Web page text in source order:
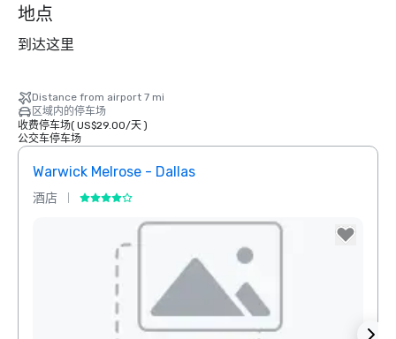
地点
到达这里
Distance from airport 7 mi
区域内的停车场
收费停车场( US$29.00/天)
公交车停车场
Warwick Melrose - Dallas
酒店